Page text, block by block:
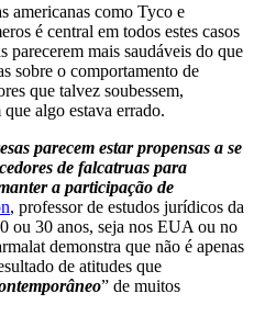
americanas como Tyco e
é central em todos estes casos
parecerem mais saudáveis do que
sobre o comportamento de
que talvez soubessem,
algo estava errado.
parecem estar propensas a se
de falcatruas para
a participação de
, professor de estudos jurídicos da
ou 30 anos, seja nos EUA ou no
demonstra que não é apenas
de atitudes que
” de muitos